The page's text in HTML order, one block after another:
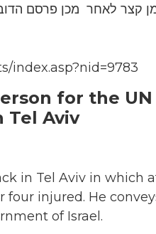
קצר לאחר מכן פרסם
index.asp?nid=9783
for the UN
Tel Aviv
in Tel Aviv in which
injured. He
of Israel.